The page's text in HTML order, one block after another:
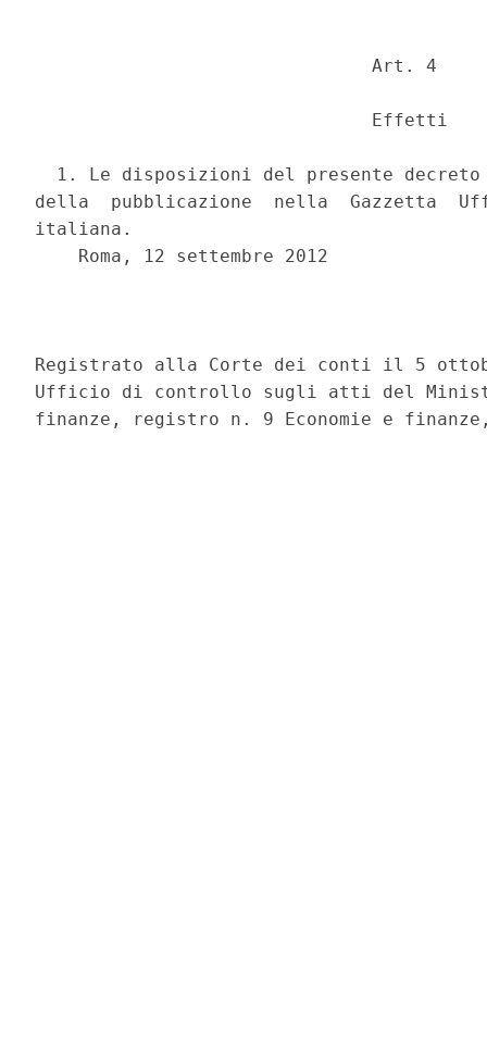
                               Art. 4
                               Effetti
1. Le disposizioni del presente
della  pubblicazione  nella  Gazzetta
italiana.
    Roma, 12 settembre 2012
Registrato alla Corte dei conti il 5
Ufficio di controllo sugli atti del